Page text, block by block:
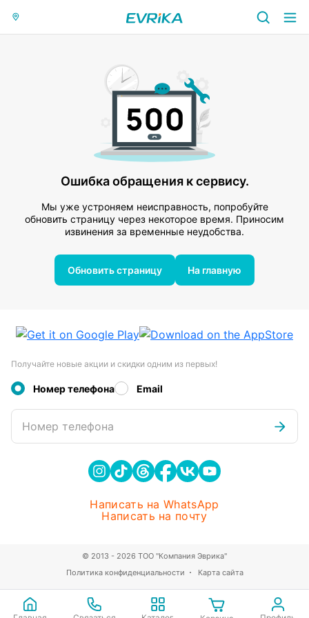
Ошибка обращения к сервису.
Мы уже устроняем неисправность, попробуйте
обновить страницу через некоторое время. Приносим
извинения за временные неудобства.
Обновить страницу На главную
Получайте новые акции и скидки одним из первых!
Номер телефона Email
Номер телефона
Написать на WhatsApp
Написать на почту
Политика конфиденциальности Карта сайта
© 2013 - 2026 ТОО "Компания Эврика"